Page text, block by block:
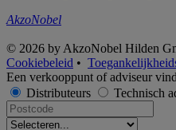
AkzoNobel
© 2026 by AkzoNobel Hilden
Cookiebeleid •
Een verkooppunt of adviseur
Distributeurs
Technisch